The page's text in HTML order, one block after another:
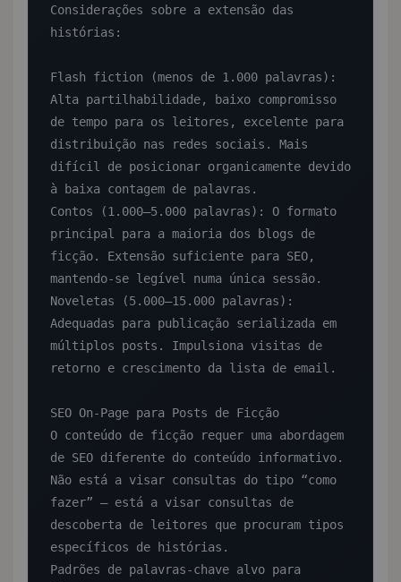
Considerações sobre a extensão das
histórias:
Flash fiction (menos de 1.000 palavras):
Alta partilhabilidade, baixo compromisso
de tempo para os leitores, excelente para
distribuição nas redes sociais. Mais
difícil de posicionar organicamente devido
à baixa contagem de palavras.
Contos (1.000–5.000 palavras): O formato
principal para a maioria dos blogs de
ficção. Extensão suficiente para SEO,
mantendo-se legível numa única sessão.
Noveletas (5.000–15.000 palavras):
Adequadas para publicação serializada em
múltiplos posts. Impulsiona visitas de
retorno e crescimento da lista de email.
SEO On-Page para Posts de Ficção
O conteúdo de ficção requer uma abordagem
de SEO diferente do conteúdo informativo.
Não está a visar consultas do tipo “como
fazer” — está a visar consultas de
descoberta de leitores que procuram tipos
específicos de histórias.
Padrões de palavras-chave alvo para